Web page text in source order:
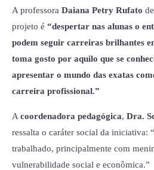
A professora Daiana Petry Rufato
projeto é “despertar nas alunas o
podem seguir carreiras brilhantes
toma gosto por aquilo que se
apresentar o mundo das exatas
carreira profissional.”
A coordenadora pedagógica, Dra.
ressalta o caráter social da iniciativa:
trabalhado, principalmente com
vulnerabilidade social e econômica.”